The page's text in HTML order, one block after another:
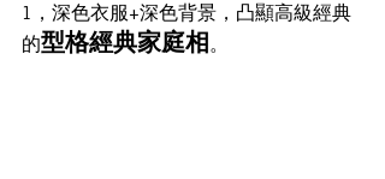
1，深色衣服+深色背景，凸顯高級經典
的型格經典家庭相。